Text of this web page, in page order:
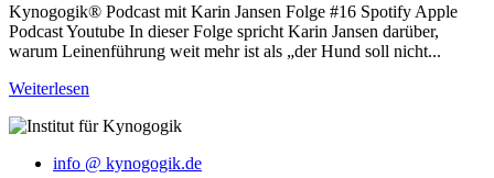
Kynogogik® Podcast mit Karin Jansen Folge #16 Spotify Apple
Podcast Youtube In dieser Folge spricht Karin Jansen darüber,
warum Leinenführung weit mehr ist als „der Hund soll nicht...
Weiterlesen
info @ kynogogik.de